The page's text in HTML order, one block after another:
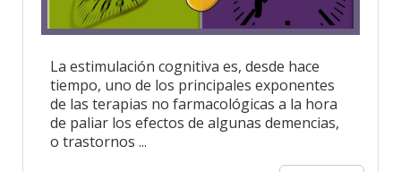
La estimulación cognitiva es, desde hace
tiempo, uno de los principales exponentes
de las terapias no farmacológicas a la hora
de paliar los efectos de algunas demencias,
o trastornos ...